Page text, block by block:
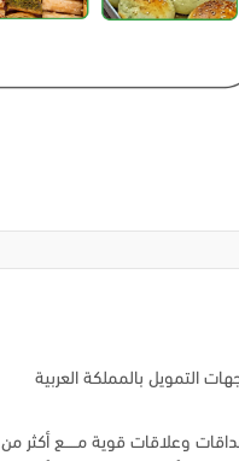
التمويل بالمملكة العربية
وعلاقات قوية مـــــع أكثر من